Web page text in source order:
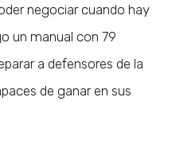
negociar cuando hay
un manual con 79
a defensores de la
de ganar en sus